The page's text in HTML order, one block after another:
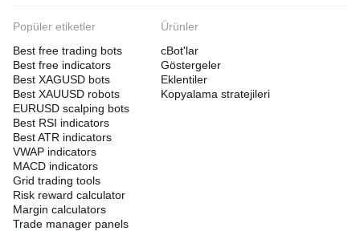
Popüler etiketler
Best free trading bots
Best free indicators
Best XAGUSD bots
Best XAUUSD robots
EURUSD scalping bots
Best RSI indicators
Best ATR indicators
VWAP indicators
MACD indicators
Grid trading tools
Risk reward calculator
Margin calculators
Trade manager panels
Ürünler
cBot'lar
Göstergeler
Eklentiler
Kopyalama stratejileri